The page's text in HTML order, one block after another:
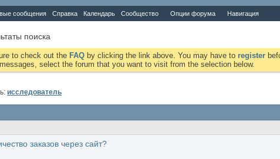
сообщения Справка Календарь Сообщество Опции форума Навигация
поиска
to check out the FAQ by clicking the link above. You may have to register
select the forum that you want to visit from the selection below.
исследователь
заказов через сайт?